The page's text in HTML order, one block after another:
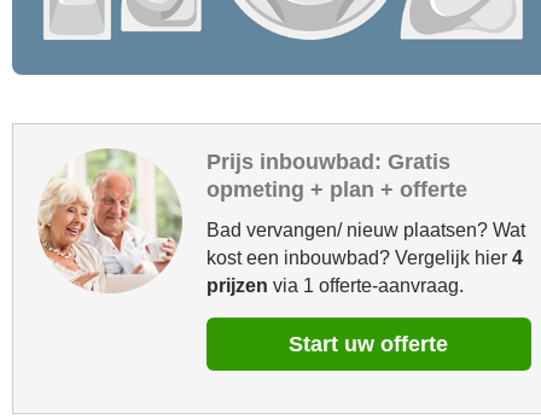
Prijs inbouwbad: Gratis
opmeting + plan + offerte
Bad vervangen/ nieuw plaatsen? Wat
kost een inbouwbad? Vergelijk hier 4
prijzen via 1 offerte-aanvraag.
Start uw offerte